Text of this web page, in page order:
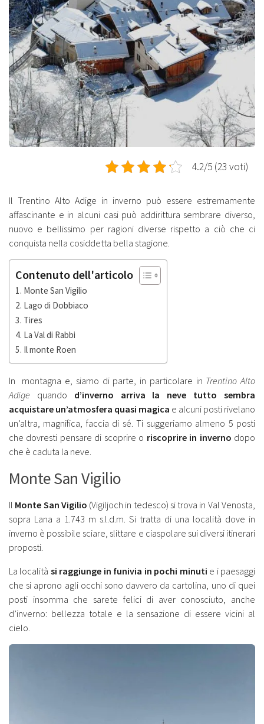
4.2/5 (23 voti)
Il Trentino Alto Adige in inverno può essere estremamente
affascinante e in alcuni casi può addirittura sembrare diverso,
nuovo e bellissimo per ragioni diverse rispetto a ciò che ci
conquista nella cosiddetta bella stagione.
Contenuto dell'articolo
Monte San Vigilio
Lago di Dobbiaco
Tires
La Val di Rabbi
Il monte Roen
In montagna e, siamo di parte, in particolare in Trentino Alto
Adige quando d’inverno arriva la neve tutto sembra
acquistare un’atmosfera quasi magica e alcuni posti rivelano
un’altra, magnifica, faccia di sé. Ti suggeriamo almeno 5 posti
che dovresti pensare di scoprire o riscoprire in inverno dopo
che è caduta la neve.
Monte San Vigilio
Il Monte San Vigilio (Vigiljoch in tedesco) si trova in Val Venosta,
sopra Lana a 1.743 m s.l.d.m. Si tratta di una località dove in
inverno è possibile sciare, slittare e ciaspolare sui diversi itinerari
proposti.
La località si raggiunge in funivia in pochi minuti e i paesaggi
che si aprono agli occhi sono davvero da cartolina, uno di quei
posti insomma che sarete felici di aver conosciuto, anche
d’inverno: bellezza totale e la sensazione di essere vicini al
cielo.